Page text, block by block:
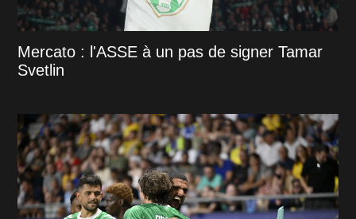
Mercato : l'ASSE à un pas de signer Tamar
Svetlin